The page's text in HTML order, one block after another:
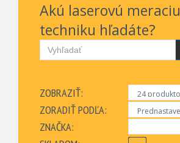
Akú laserovú meraciu
techniku hľadáte?
ZOBRAZIŤ:
ZORADIŤ PODĽA:
ZNAČKA: